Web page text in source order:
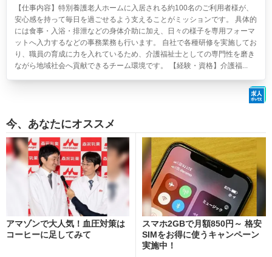
【仕事内容】特別養護老人ホームに入居される約100名のご利用者様が、
安心感を持って毎日を過ごせるよう支えることがミッションです。 具体的
には食事・入浴・排泄などの身体介助に加え、日々の様子を専用フォーマ
ットへ入力するなどの事務業務も行います。 自社で各種研修を実施してお
り、職員の育成に力を入れているため、介護福祉士としての専門性を磨き
ながら地域社会へ貢献できるチーム環境です。 【経験・資格】介護福...
今、あなたにオススメ
アマゾンで大人気！血圧対策は
コーヒーに足してみて
スマホ2GBで月額850円～ 格安
SIMをお得に使うキャンペーン
実施中！